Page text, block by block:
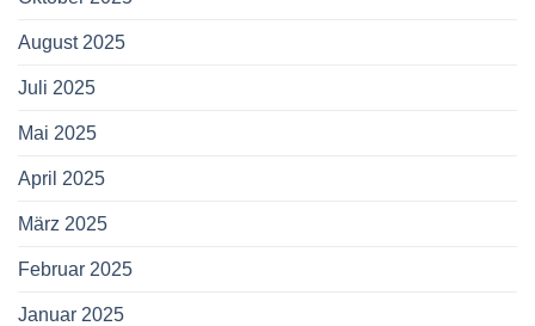
August 2025
Juli 2025
Mai 2025
April 2025
März 2025
Februar 2025
Januar 2025